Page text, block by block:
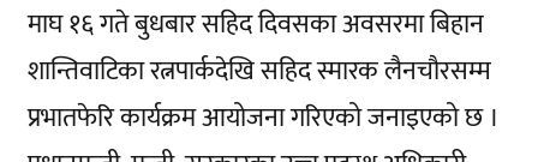
माघ १६ गते बुधबार सहिद दिवसका अवसरमा बिहान
शान्तिवाटिका रत्नपार्कदेखि सहिद स्मारक लैनचौरसम्म
प्रभातफेरि कार्यक्रम आयोजना गरिएको जनाइएको छ ।